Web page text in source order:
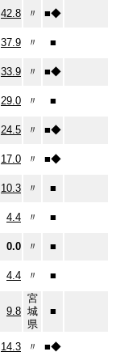
42.8 〃 ■◆
37.9 〃 ■
33.9 〃 ■◆
29.0 〃 ■
24.5 〃 ■◆
17.0 〃 ■◆
10.3 〃 ■
4.4 〃 ■
0.0 〃 ■
4.4 〃 ■
9.8
宮
城
県
■
14.3 〃 ■◆